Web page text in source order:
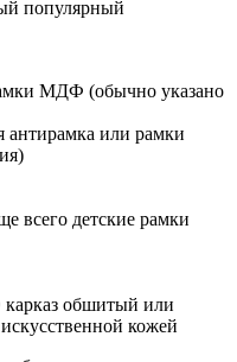
популярный
МДФ (обычно указано
антирамка или рамки
всего детские рамки
обшитый или
кожей